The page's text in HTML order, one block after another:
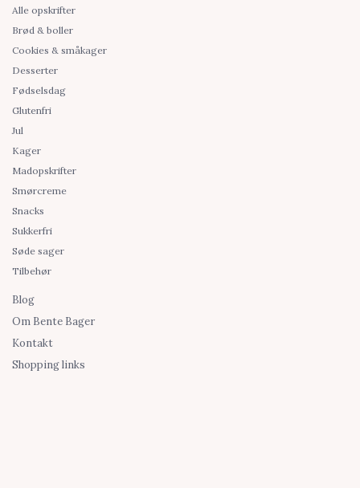
Alle opskrifter
Brød & boller
Cookies & småkager
Desserter
Fødselsdag
Glutenfri
Jul
Kager
Madopskrifter
Smørcreme
Snacks
Sukkerfri
Søde sager
Tilbehør
Blog
Om Bente Bager
Kontakt
Shopping links